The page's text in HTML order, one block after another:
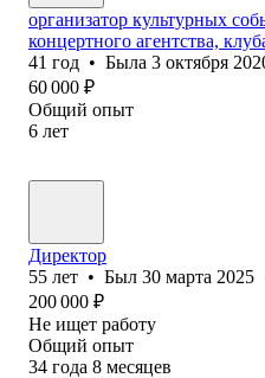
организатор культурных
концертного агентства,
41 год • Была 3 октября
60 000 ₽
Общий опыт
6 лет
Директор
55 лет • Был 30 марта 2025
200 000 ₽
Не ищет работу
Общий опыт
34 года 8 месяцев